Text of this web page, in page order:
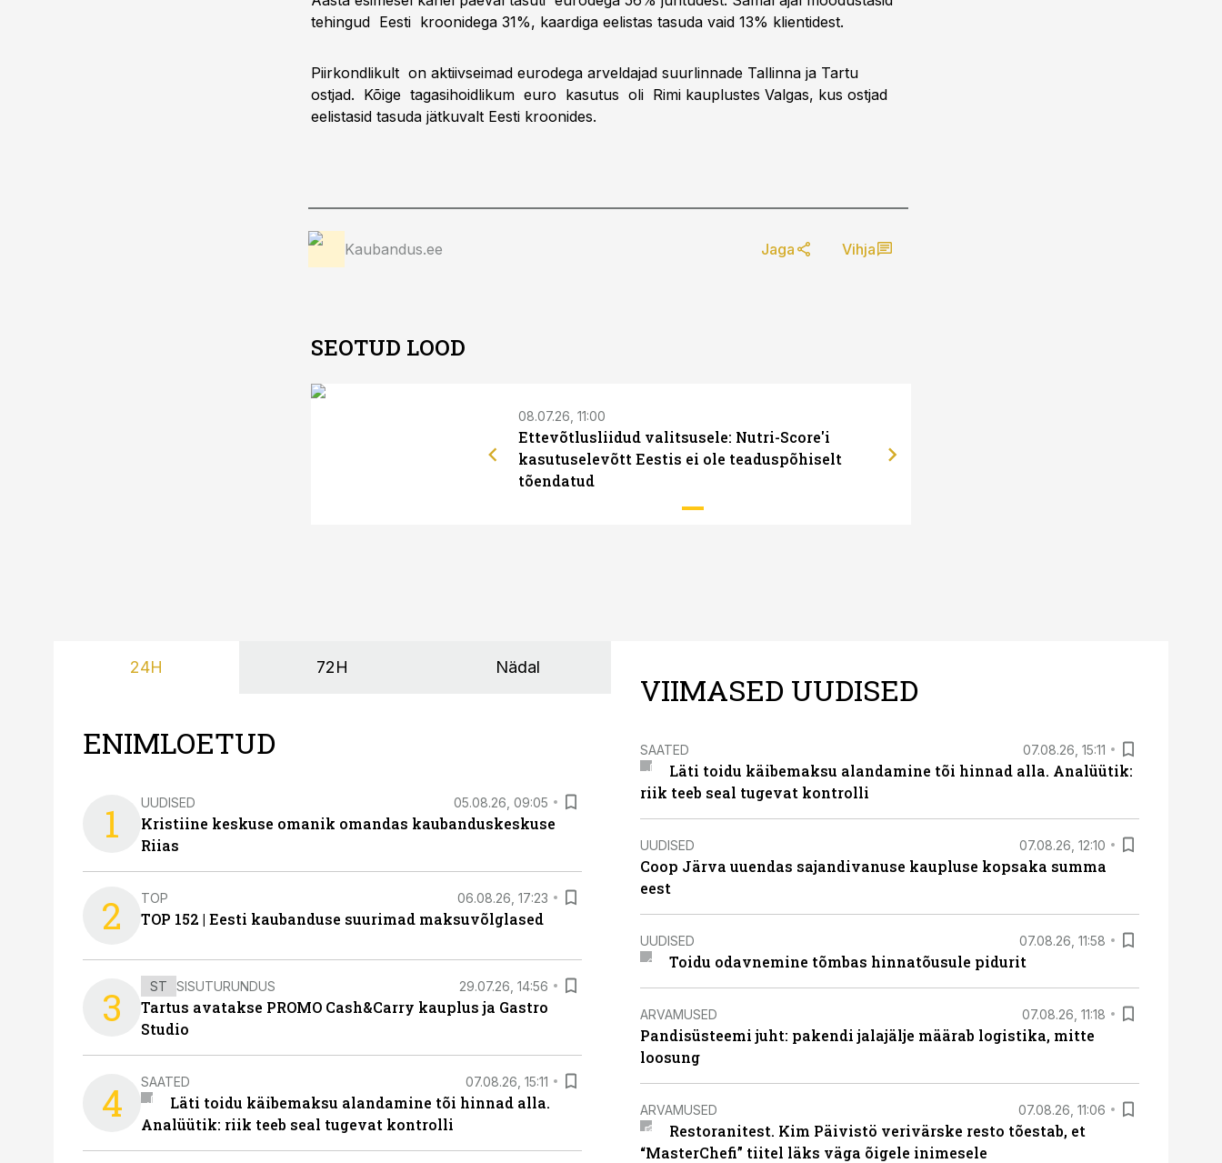
tehingud Eesti kroonidega 31%, kaardiga eelistas tasuda vaid 13% klientidest.
Piirkondlikult on aktiivseimad eurodega arveldajad suurlinnade Tallinna ja Tartu
ostjad. Kõige tagasihoidlikum euro kasutus oli Rimi kauplustes Valgas, kus ostjad
eelistasid tasuda jätkuvalt Eesti kroonides.
Kaubandus.ee Jaga Vihja
SEOTUD LOOD
08.07.26, 11:00
Ettevõtlusliidud valitsusele: Nutri-Score'i
kasutuselevõtt Eestis ei ole teaduspõhiselt
tõendatud
24H 72H Nädal
ENIMLOETUD
1 UUDISED 05.08.26, 09:05
Kristiine keskuse omanik omandas kaubanduskeskuse
Riias
2 TOP 06.08.26, 17:23
TOP 152 | Eesti kaubanduse suurimad maksuvõlglased
3 ST SISUTURUNDUS 29.07.26, 14:56
Tartus avatakse PROMO Cash&Carry kauplus ja Gastro
Studio
4 SAATED 07.08.26, 15:11
Läti toidu käibemaksu alandamine tõi hinnad alla.
Analüütik: riik teeb seal tugevat kontrolli
VIIMASED UUDISED
SAATED 07.08.26, 15:11
Läti toidu käibemaksu alandamine tõi hinnad alla. Analüütik:
riik teeb seal tugevat kontrolli
UUDISED 07.08.26, 12:10
Coop Järva uuendas sajandivanuse kaupluse kopsaka summa
eest
UUDISED 07.08.26, 11:58
Toidu odavnemine tõmbas hinnatõusule pidurit
ARVAMUSED 07.08.26, 11:18
Pandisüsteemi juht: pakendi jalajälje määrab logistika, mitte
loosung
ARVAMUSED 07.08.26, 11:06
Restoranitest. Kim Päivistö verivärske resto tõestab, et
“MasterChefi” tiitel läks väga õigele inimesele